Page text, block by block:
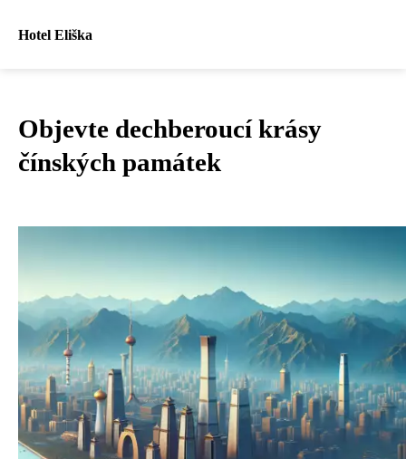
Hotel Eliška
Objevte dechberoucí krásy
čínských památek